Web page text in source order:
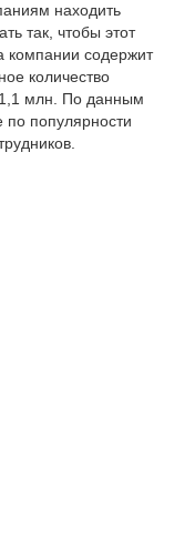
находить
так, чтобы этот
содержит
количество
1,1 млн. По данным
по популярности